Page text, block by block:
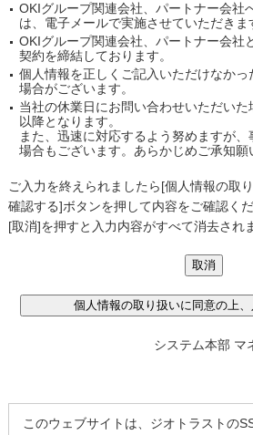
OKIグループ関連会社、パートナー会社
は、電子メールで実施させていただきま
OKIグループ関連会社、パートナー会社
契約を締結しております。
個人情報を正しくご記入いただけなか
場合がございます。
当社の休業日にお問い合わせいただい
以降となります。
また、迅速に対応するよう努めますが
場合もございます。あらかじめご承知願
ご入力を終えられましたら[個人情報の取
確認する]ボタンを押して内容をご確認くだ
[取消]を押すと入力内容がすべて消去され
システム本部 マ
このウェブサイトは、ジオトラストの